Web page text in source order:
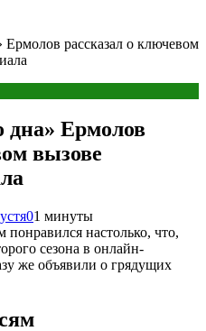
Ермолов рассказал о ключевом
дна» Ермолов
вызове
01 минуты
понравился настолько, что,
сезона в онлайн-
же объявили о грядущих